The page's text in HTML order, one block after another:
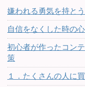
嫌われる勇気を持と
自信をなくした時の
初心者が作ったコン
策
１．たくさんの人に